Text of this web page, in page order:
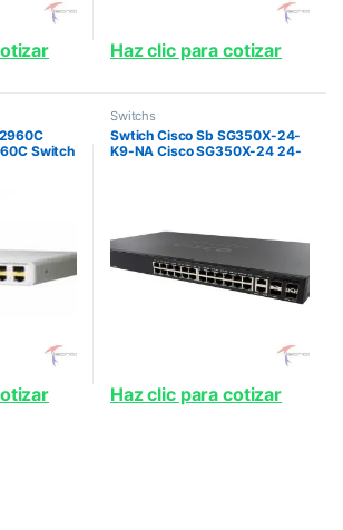
Haz clic para cotizar
Switch
Switchs
Swtich Cisco Sb SG350X-24-
K9-NA Cisco SG350X-24 24-
Haz clic para cotizar